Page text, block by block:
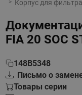
Корпус для фильтра
FIA 20 SOC
148B5348
Письмо о
Товары серии